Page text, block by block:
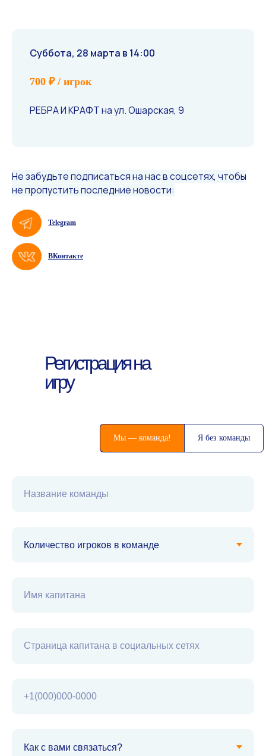
Суббота, 28 марта в 14:00
700 ₽ / игрок
РЕБРА И КРАФТ на ул. Ошарская, 9
Не забудьте подписаться на нас в соцсетях, чтобы
не пропустить последние новости:
Telegram
ВКонтакте
Регистрация на
игру
Мы — команда! Я без команды